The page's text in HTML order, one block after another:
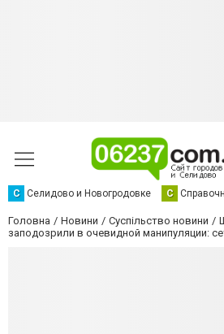
С Селидово и Новогродовке С
Головна Новини Суспільство новини
заподозрили в очевидной манипуляции: